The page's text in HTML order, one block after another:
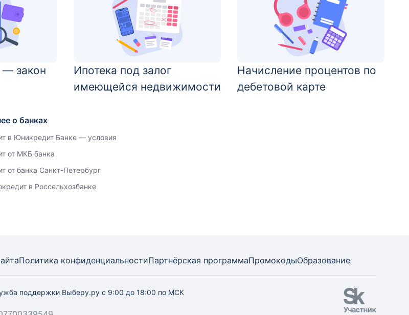
— закон
Ипотека под залог
имеющейся недвижимости
Начисление процентов по
дебетовой карте
о банках
в Юникредит Банке — условия
от МКБ банка
от банка Санкт-Петербург
в Россельхозбанке
Политика конфиденциальностиПартнёрская программаПромокодыОбразование
поддержки Выберу.ру с 9:00 до 18:00 по МСК